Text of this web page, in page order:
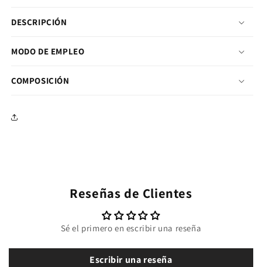
DESCRIPCIÓN
MODO DE EMPLEO
COMPOSICIÓN
Reseñas de Clientes
Sé el primero en escribir una reseña
Escribir una reseña